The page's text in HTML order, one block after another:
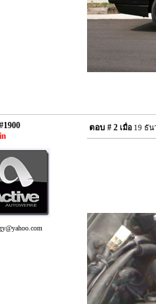
ตอบ # 2 เมื่อ 19 ธัน